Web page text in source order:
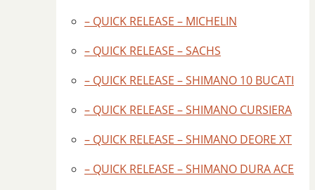
– QUICK RELEASE – MICHELIN
– QUICK RELEASE – SACHS
– QUICK RELEASE – SHIMANO 10 BUCATI
– QUICK RELEASE – SHIMANO CURSIERA
– QUICK RELEASE – SHIMANO DEORE XT
– QUICK RELEASE – SHIMANO DURA ACE